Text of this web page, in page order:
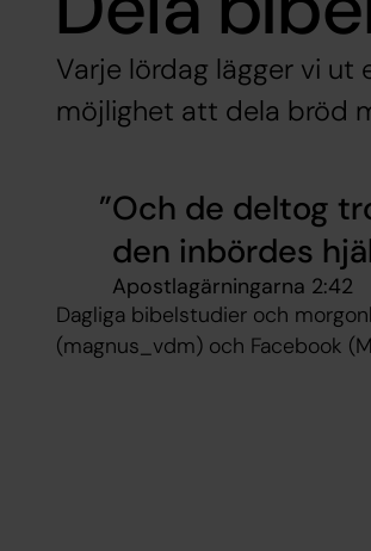
Varje lördag lägger vi ut
möjlighet att dela bröd
Och de deltog
den inbördes
Apostlagärningarna‬ ‭2:42‬ ‬
Dagliga bibelstudier och
(magnus_vdm) och Facebook